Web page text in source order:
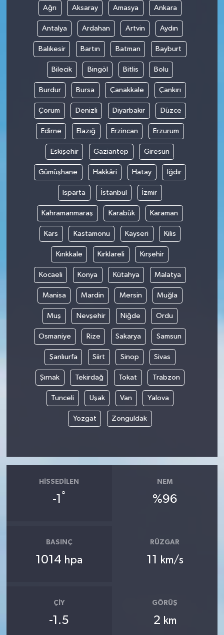
Ağrı Aksaray Amasya Ankara
Antalya Ardahan Artvin Aydın
Balıkesir Bartın Batman Bayburt
Bilecik Bingöl Bitlis Bolu
Burdur Bursa Çanakkale Çankırı
Çorum Denizli Diyarbakır Düzce
Edirne Elazığ Erzincan Erzurum
Eskişehir Gaziantep Giresun
Gümüşhane Hakkâri Hatay Iğdır
Isparta İstanbul İzmir
Kahramanmaraş Karabük Karaman
Kars Kastamonu Kayseri Kilis
Kırıkkale Kırklareli Kırşehir
Kocaeli Konya Kütahya Malatya
Manisa Mardin Mersin Muğla
Muş Nevşehir Niğde Ordu
Osmaniye Rize Sakarya Samsun
Şanlıurfa Siirt Sinop Sivas
Şırnak Tekirdağ Tokat Trabzon
Tunceli Uşak Van Yalova
Yozgat Zonguldak
HISSEDILEN
-1 °
NEM
%96
BASINÇ
1014 hpa
RÜZGAR
11 km/s
ÇIY
-1.5
GÖRÜŞ
2 km